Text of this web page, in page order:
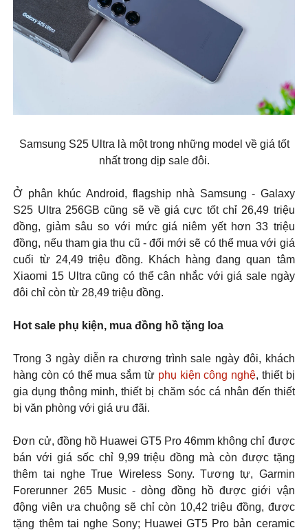
Samsung S25 Ultra là một trong những model về giá tốt
nhất trong dịp sale đôi.
Ở phân khúc Android, flagship nhà Samsung - Galaxy
S25 Ultra 256GB cũng sẽ về giá cực tốt chỉ 26,49 triệu
đồng, giảm sâu so với mức giá niêm yết hơn 33 triệu
đồng, nếu tham gia thu cũ - đổi mới sẽ có thể mua với giá
cuối từ 24,49 triệu đồng. Khách hàng đang quan tâm
Xiaomi 15 Ultra cũng có thể cân nhắc với giá sale ngày
đôi chỉ còn từ 28,49 triệu đồng.
Hot sale phụ kiện, mua đồng hồ tặng loa
Trong 3 ngày diễn ra chương trình sale ngày đôi, khách
hàng còn có thể mua sắm từ phụ kiện công nghệ, thiết bị
gia dụng thông minh, thiết bị chăm sóc cá nhân đến thiết
bị văn phòng với giá ưu đãi.
Đơn cử, đồng hồ Huawei GT5 Pro 46mm không chỉ được
bán với giá sốc chỉ 9,99 triệu đồng mà còn được tặng
thêm tai nghe True Wireless Sony. Tương tự, Garmin
Forerunner 265 Music - dòng đồng hồ được giới vận
động viên ưa chuộng sẽ chỉ còn 10,42 triệu đồng, được
tặng thêm tai nghe Sony; Huawei GT5 Pro bản ceramic